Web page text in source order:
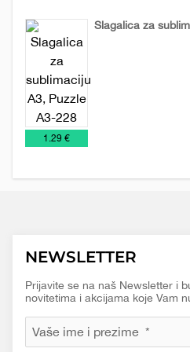
Slagalica za
1.29 €
NEWSLETTER
Prijavite se na naš Newsletter i
novitetima i akcijama koje Vam